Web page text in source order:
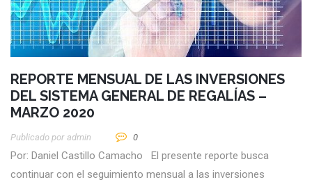
REPORTE MENSUAL DE LAS INVERSIONES
DEL SISTEMA GENERAL DE REGALÍAS –
MARZO 2020
Publicado por Admin 0
Por: Daniel Castillo Camacho El presente reporte busca
continuar con el seguimiento mensual a las inversiones